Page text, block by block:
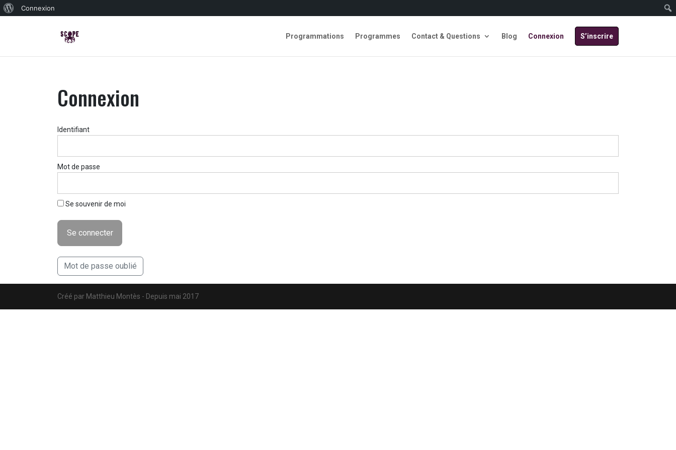
WordPress
Connexion
Programmations Programmes Contact & Questions Blog Connexion S’inscrire
Connexion
Identifiant
Mot de passe
Se souvenir de moi
Mot de passe oublié
Créé par Matthieu Montès - Depuis mai 2017